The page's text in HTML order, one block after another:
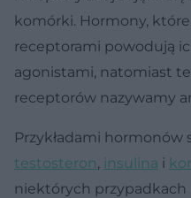
komórki. Hormony,
receptorami powodują
agonistami, natomiast
receptorów nazywamy
Przykładami hormonów
testosteron, insulina i
niektórych przypadkach